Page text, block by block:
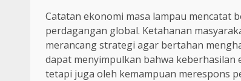
Catatan ekonomi masa lampau mencatat
perdagangan global. Ketahanan
merancang strategi agar bertahan
dapat menyimpulkan bahwa
tetapi juga oleh kemampuan merespons